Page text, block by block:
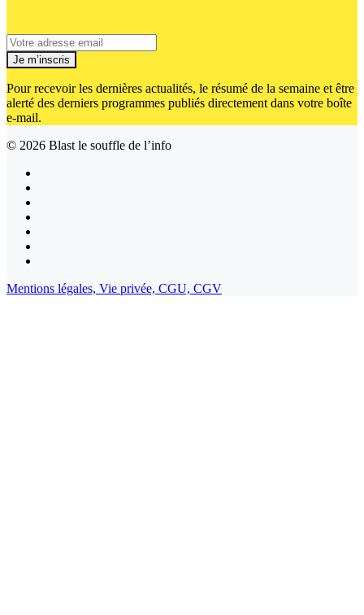
Je m’inscris
Pour recevoir les dernières actualités, le résumé de la semaine et être
alerté des derniers programmes publiés directement dans votre boîte
e-mail.
© 2026 Blast le souffle de l’info
Mentions légales, Vie privée, CGU, CGV